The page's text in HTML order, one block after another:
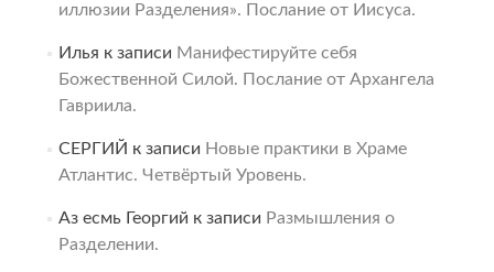
иллюзии Разделения». Послание от Иисуса.
Илья к записи Манифестируйте себя
Божественной Силой. Послание от Архангела
Гавриила.
СЕРГИЙ к записи Новые практики в Храме
Атлантис. Четвёртый Уровень.
Аз есмь Георгий к записи Размышления о
Разделении.